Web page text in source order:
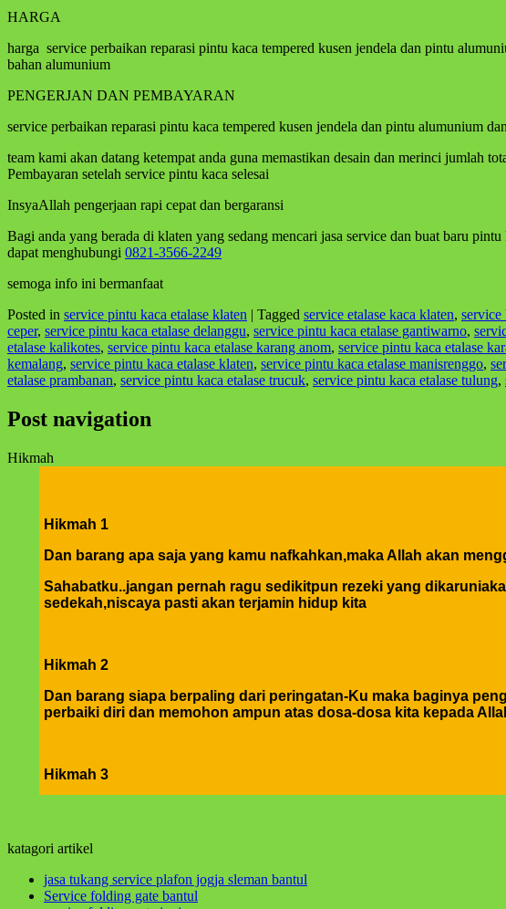
HARGA
harga service perbaikan reparasi pintu kaca tempered kusen jendela dan pintu
bahan alumunium
PENGERJAN DAN PEMBAYARAN
service perbaikan reparasi pintu kaca tempered kusen jendela dan pintu alumunium
team kami akan datang ketempat anda guna memastikan desain dan merinci jumlah
Pembayaran setelah service pintu kaca selesai
InsyaAllah pengerjaan rapi cepat dan bergaransi
Bagi anda yang berada di klaten yang sedang mencari jasa service dan buat baru
dapat menghubungi 0821-3566-2249
semoga info ini bermanfaat
Posted in service pintu kaca etalase klaten | Tagged service etalase kaca klaten, service
ceper, service pintu kaca etalase delanggu, service pintu kaca etalase gantiwarno,
etalase kalikotes, service pintu kaca etalase karang anom, service pintu kaca etalase
kemalang, service pintu kaca etalase klaten, service pintu kaca etalase manisrenggo,
etalase prambanan, service pintu kaca etalase trucuk, service pintu kaca etalase tulung,
Post navigation
Hikmah
Hikmah 1
Dan barang apa saja yang kamu nafkahkan,maka Allah akan
Sahabatku..jangan pernah ragu sedikitpun rezeki yang
sedekah,niscaya pasti akan terjamin hidup kita
Hikmah 2
Dan barang siapa berpaling dari peringatan-Ku maka baginya
perbaiki diri dan memohon ampun atas dosa-dosa kita kepada
Hikmah 3
hikmah 4
katagori artikel
jasa tukang service plafon jogja sleman bantul
Service folding gate bantul